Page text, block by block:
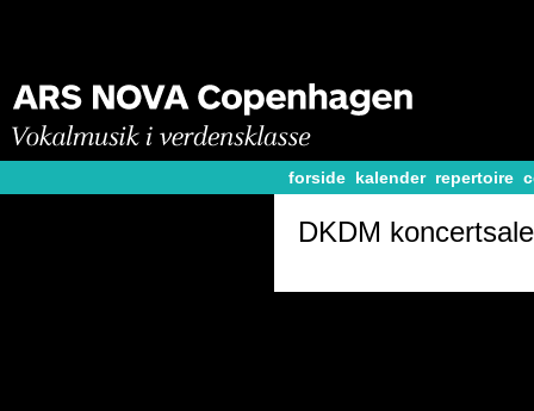
forside kalender repertoire
DKDM